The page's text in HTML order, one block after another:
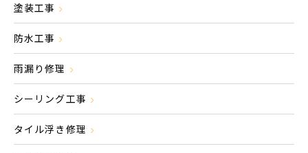
塗装工事
防水工事
雨漏り修理
シーリング工事
タイル浮き修理